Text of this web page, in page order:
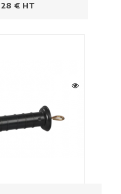
€ HT